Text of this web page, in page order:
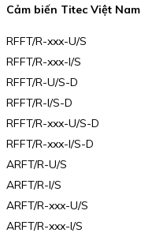
Cảm biến Titec Việt Nam
RFFT/R-xxx-U/S
RFFT/R-xxx-I/S
RFFT/R-U/S-D
RFFT/R-I/S-D
RFFT/R-xxx-U/S-D
RFFT/R-xxx-I/S-D
ARFT/R-U/S
ARFT/R-I/S
ARFT/R-xxx-U/S
ARFT/R-xxx-I/S